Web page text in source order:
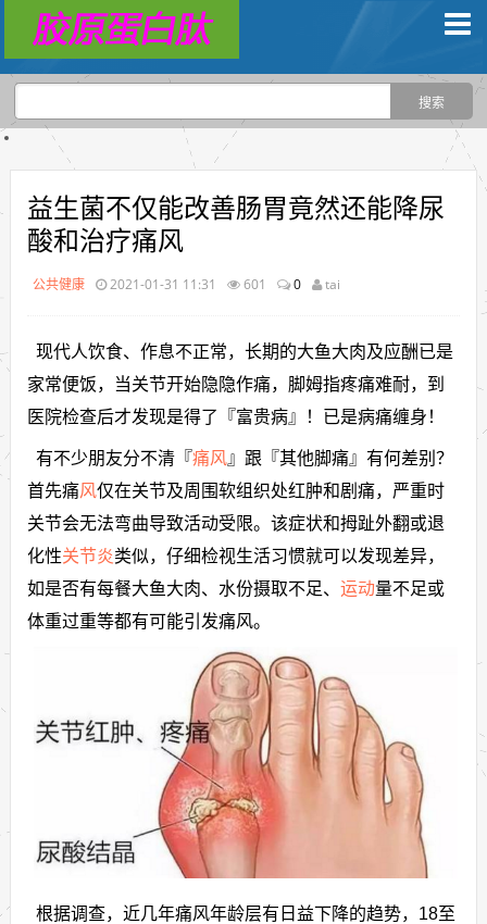
益生菌不仅能改善肠胃竟然还能降尿
酸和治疗痛风
公共健康 2021-01-31 11:31 601 0 tai
现代人饮食、作息不正常，长期的大鱼大肉及应酬已是
家常便饭，当关节开始隐隐作痛，脚姆指疼痛难耐，到
医院检查后才发现是得了『富贵病』！已是病痛缠身！
有不少朋友分不清『痛风』跟『其他脚痛』有何差别？
首先痛风仅在关节及周围软组织处红肿和剧痛，严重时
关节会无法弯曲导致活动受限。该症状和拇趾外翻或退
化性关节炎类似，仔细检视生活习惯就可以发现差异，
如是否有每餐大鱼大肉、水份摄取不足、 运动量不足或
体重过重等都有可能引发痛风。
根据调查，近几年痛风年龄层有日益下降的趋势，18至